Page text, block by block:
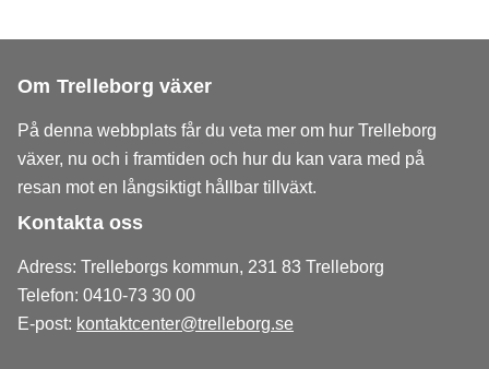
Om Trelleborg växer
På denna webbplats får du veta mer om hur Trelleborg
växer, nu och i framtiden och hur du kan vara med på
resan mot en långsiktigt hållbar tillväxt.
Kontakta oss
Adress: Trelleborgs kommun, 231 83 Trelleborg
Telefon: 0410-73 30 00
E-post: kontaktcenter@trelleborg.se